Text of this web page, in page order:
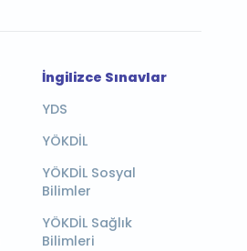
İngilizce Sınavlar
YDS
YÖKDİL
YÖKDİL Sosyal
Bilimler
YÖKDİL Sağlık
Bilimleri